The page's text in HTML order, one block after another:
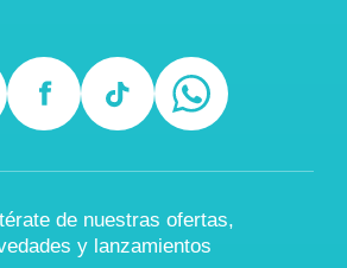
de nuestras ofertas,
y lanzamientos